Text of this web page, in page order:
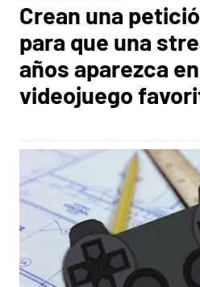
Crean una
para que una
años aparezca
videojuego